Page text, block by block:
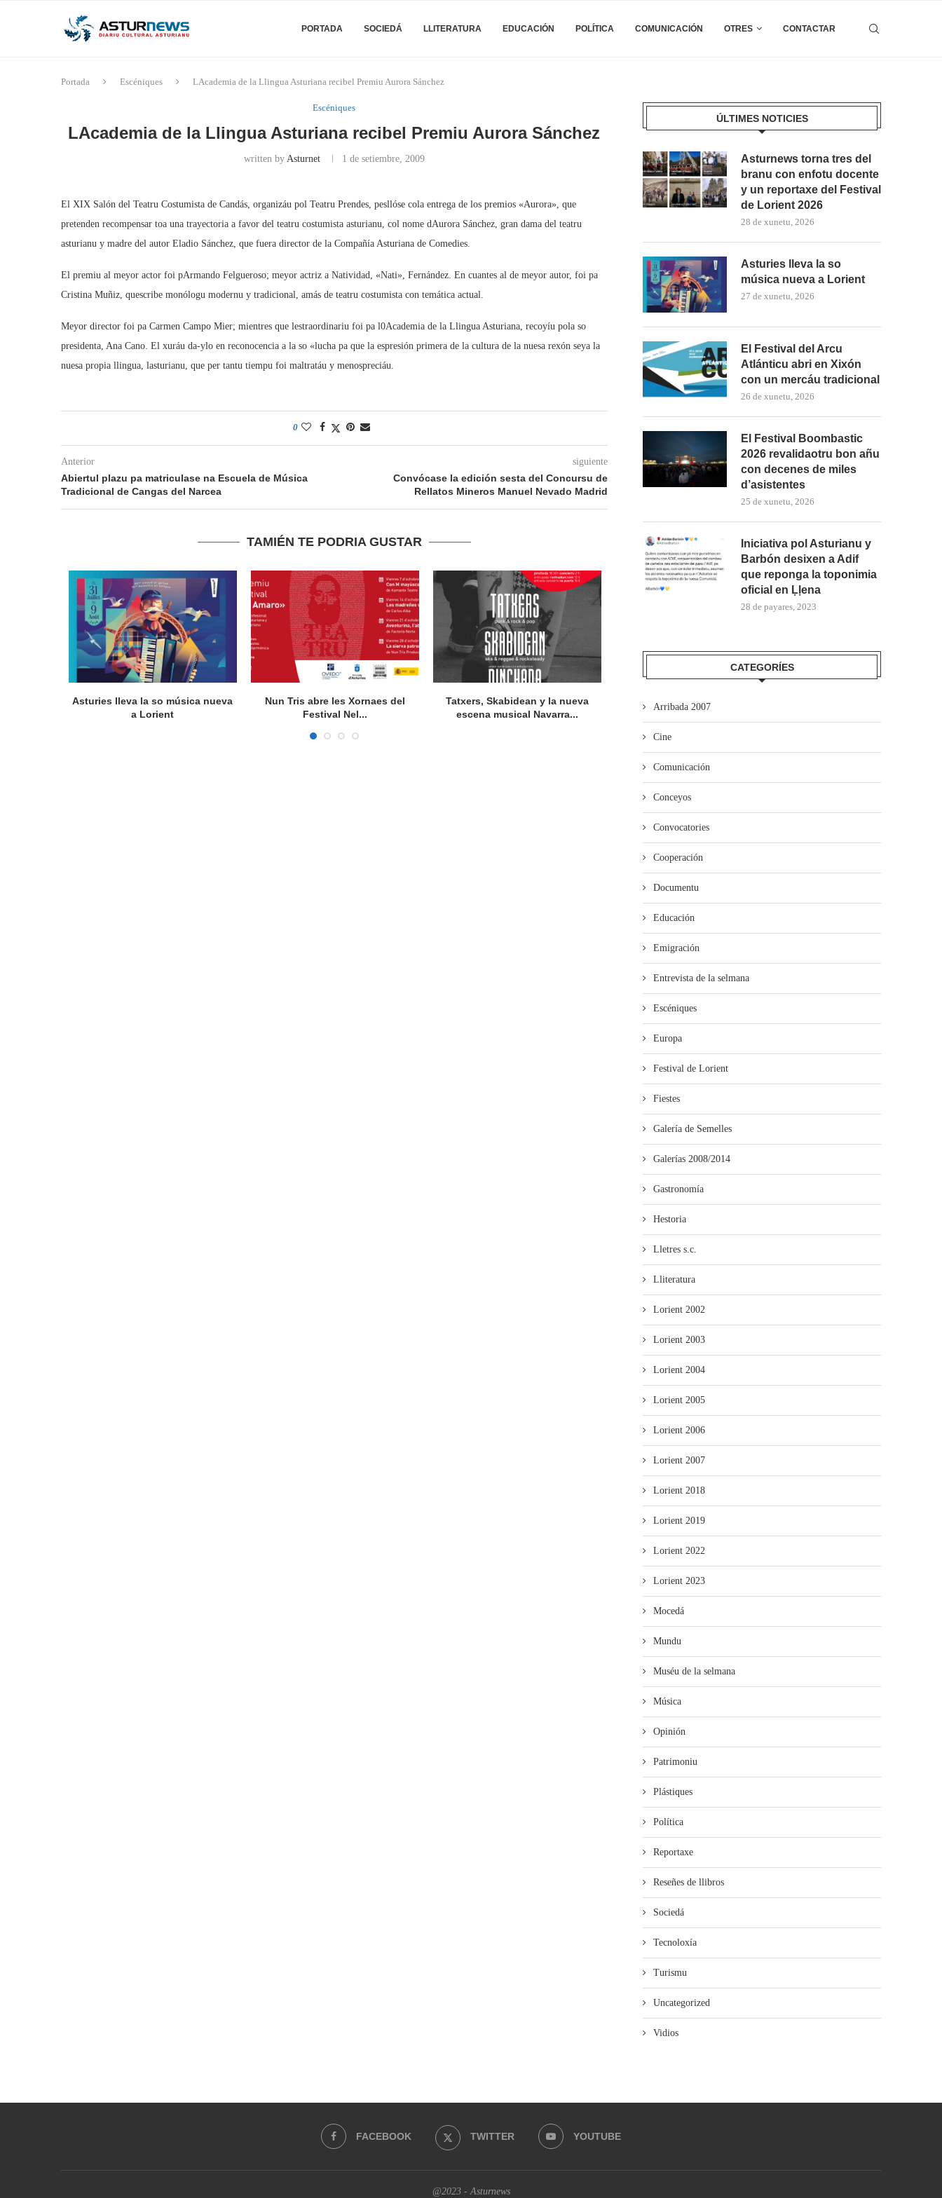
PORTADA SOCIEDÁ LLITERATURA EDUCACIÓN POLÍTICA COMUNICACIÓN OTRES CONTACTAR
Portada Escéniques LAcademia de la Llingua Asturiana recibel Premiu Aurora Sánchez
Escéniques
LAcademia de la Llingua Asturiana recibel Premiu Aurora Sánchez
written by Asturnet 1 de setiembre, 2009
El XIX Salón del Teatru Costumista de Candás, organizáu pol Teatru Prendes, pesllóse cola entrega de los premios «Aurora», que
pretenden recompensar toa una trayectoria a favor del teatru costumista asturianu, col nome dAurora Sánchez, gran dama del teatru
asturianu y madre del autor Eladio Sánchez, que fuera director de la Compañía Asturiana de Comedies.
El premiu al meyor actor foi pArmando Felgueroso; meyor actriz a Natividad, «Nati», Fernández. En cuantes al de meyor autor, foi pa
Cristina Muñiz, quescribe monólogu modernu y tradicional, amás de teatru costumista con temática actual.
Meyor director foi pa Carmen Campo Mier; mientres que lestraordinariu foi pa l0Academia de la Llingua Asturiana, recoyíu pola so
presidenta, Ana Cano. El xuráu da-ylo en reconocencia a la so «lucha pa que la espresión primera de la cultura de la nuesa rexón seya la
nuesa propia llingua, lasturianu, que per tantu tiempu foi maltratáu y menospreciáu.
0
Anterior
Abiertul plazu pa matriculase na Escuela de Música
Tradicional de Cangas del Narcea
siguiente
Convócase la edición sesta del Concursu de
Rellatos Mineros Manuel Nevado Madrid
TAMIÉN TE PODRIA GUSTAR
Asturies lleva la so música nueva
a Lorient
Nun Tris abre les Xornaes del
Festival Nel...
Tatxers, Skabidean y la nueva
escena musical Navarra...
El Grupu de Teatro San Félix de
ÚLTIMES NOTICIES
Asturnews torna tres del
branu con enfotu docente
y un reportaxe del Festival
de Lorient 2026
28 de xunetu, 2026
Asturies lleva la so
música nueva a Lorient
27 de xunetu, 2026
El Festival del Arcu
Atlánticu abri en Xixón
con un mercáu tradicional
26 de xunetu, 2026
El Festival Boombastic
2026 revalidaotru bon añu
con decenes de miles
d’asistentes
25 de xunetu, 2026
Iniciativa pol Asturianu y
Barbón desixen a Adif
que reponga la toponimia
oficial en Ḷḷena
28 de payares, 2023
CATEGORÍES
Arribada 2007
Cine
Comunicación
Conceyos
Convocatories
Cooperación
Documentu
Educación
Emigración
Entrevista de la selmana
Escéniques
Europa
Festival de Lorient
Fiestes
Galería de Semelles
Galerías 2008/2014
Gastronomía
Hestoria
Lletres s.c.
Lliteratura
Lorient 2002
Lorient 2003
Lorient 2004
Lorient 2005
Lorient 2006
Lorient 2007
Lorient 2018
Lorient 2019
Lorient 2022
Lorient 2023
Mocedá
Mundu
Muséu de la selmana
Música
Opinión
Patrimoniu
Plástiques
Política
Reportaxe
Reseñes de llibros
Sociedá
Tecnoloxía
Turismu
Uncategorized
Vidios
FACEBOOK TWITTER YOUTUBE
@2023 - Asturnews